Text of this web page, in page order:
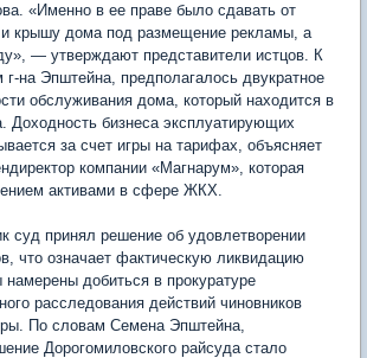
«Именно в ее праве было сдавать от
крышу дома под размещение рекламы, а
— утверждают представители истцов. К
на Эпштейна, предполагалось двукратное
обслуживания дома, который находится в
Доходность бизнеса эксплуатирующих
за счет игры на тарифах, объясняет
компании «Магнарум», которая
активами в сфере ЖКХ.
суд принял решение об удовлетворении
что означает фактическую ликвидацию
добиться в прокуратуре
расследования действий чиновников
По словам Семена Эпштейна,
Дорогомиловского райсуда стало